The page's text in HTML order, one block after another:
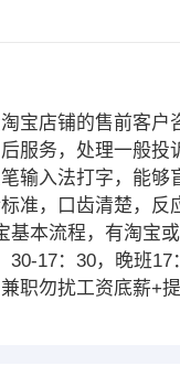
宝店铺的售前客户
服务，处理一般投
输入法打字，能够
准，口齿清楚，反
基本流程，有淘宝
30-17：30，晚班17
职勿扰工资底薪+